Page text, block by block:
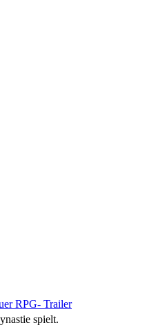
RPG- Trailer
spielt.